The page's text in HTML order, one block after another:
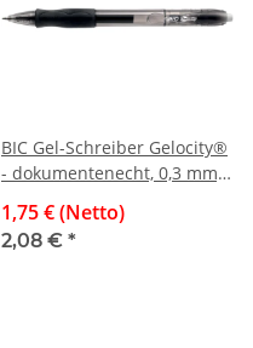
BIC Gel-Schreiber Gelocity®
- dokumentenecht, 0,3 mm,
1,75 € (Netto)
2,08 € *